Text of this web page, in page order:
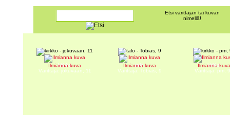
Etsi värittäjän tai kuvan
nimellä!
Ilmianna kuva
kirkko
Värittäjä: jokuvaan, 11
Ilmianna kuva
talo
Värittäjä: Tobias, 9
Ilmianna
kirkko
Värittäjä: pm,